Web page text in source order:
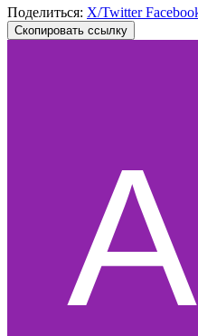
Поделиться: X/Twitter
Скопировать ссылку